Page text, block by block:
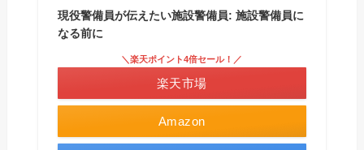
現役警備員が伝えたい施設警備員: 施設警備員に
なる前に
Amazon
＼楽天ポイント4倍セール！／
楽天市場